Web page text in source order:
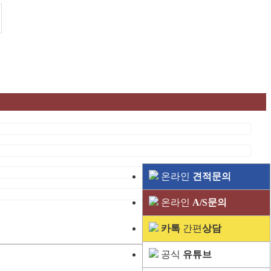
온라인 견적문의
온라인 A/S문의
카톡 간편상담
공식 유튜브